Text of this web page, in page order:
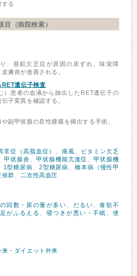
る
目（病院検索）
、亜鉛欠乏症が原因の床ずれ、味覚障
膚炎が改善される。
遺伝子検査
）患者の血液から抽出したRET遺伝子の
子変異を確認する。
副甲状腺の良性腫瘍を摘出する手術。
常症（高脂血症） 、 痛風、
ビタミン欠乏
甲状腺炎 、 甲状腺機能亢進症、甲状腺機
1型糖尿病、 2型糖尿病、橋本病（慢性甲
候群、二次性高血圧
回数・尿の量が多い、 だるい、食欲不
がふるえる 、 寝つきが悪い・不眠 、便
来・ダイエット外来